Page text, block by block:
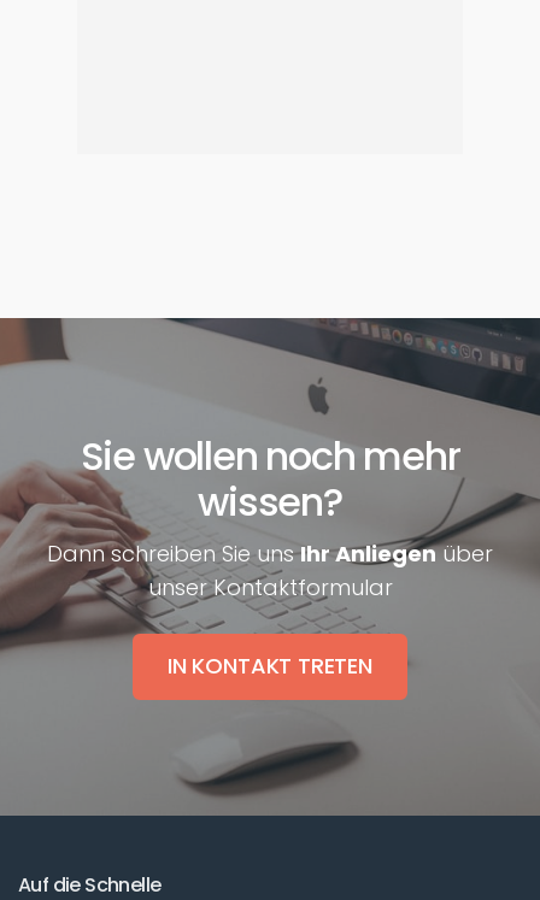
Sie wollen noch mehr
wissen?
Dann schreiben Sie unsIhr Anliegenüber
unser Kontaktformular
IN KONTAKT TRETEN
Auf die Schnelle